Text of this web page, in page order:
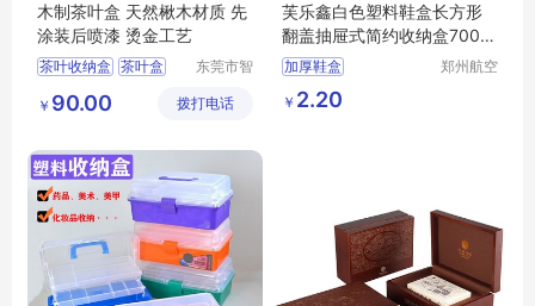
木制茶叶盒 天然楸木材质 先
涂装后喷漆 烫金工艺
茶叶收纳盒 茶叶盒
多功能茶叶盒
东莞市智
限公司
￥ 90.00 拨打电话
芙乐鑫白色塑料鞋盒长方形
翻盖抽屉式简约收纳盒700毫
升
加厚鞋盒
收纳盒
郑州航空
￥ 2.20